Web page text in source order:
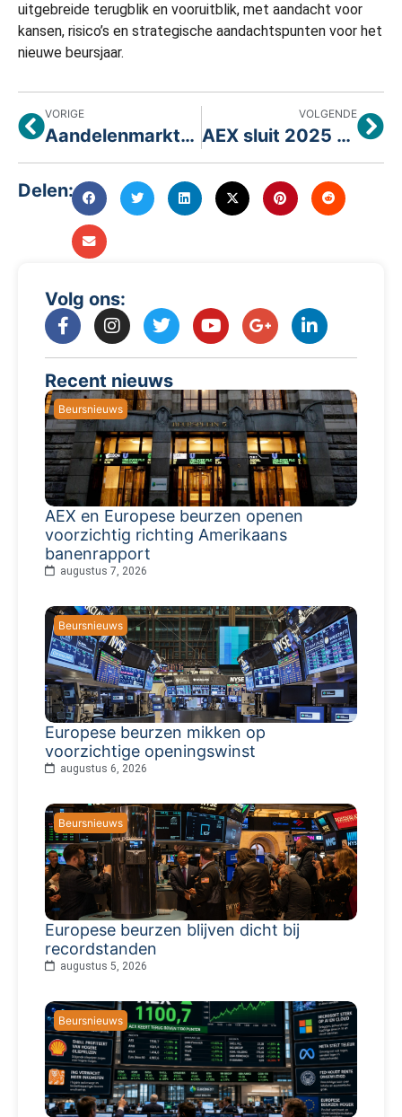
uitgebreide terugblik en vooruitblik, met aandacht voor
kansen, risico’s en strategische aandachtspunten voor het
nieuwe beursjaar.
VORIGE
Aandelenmarkten sluiten het jaar sterk af, edelmetalen blijven favoriet
VOLGENDE
AEX sluit 2025 af met stevige plus
Delen:
Volg ons:
Recent nieuws
Beursnieuws
AEX en Europese beurzen openen
voorzichtig richting Amerikaans
banenrapport
augustus 7, 2026
Beursnieuws
Europese beurzen mikken op
voorzichtige openingswinst
augustus 6, 2026
Beursnieuws
Europese beurzen blijven dicht bij
recordstanden
augustus 5, 2026
Beursnieuws